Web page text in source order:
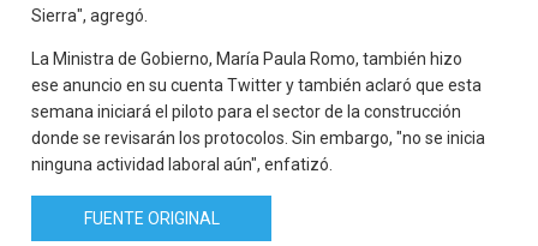
Sierra", agregó.
La Ministra de Gobierno, María Paula Romo, también hizo
ese anuncio en su cuenta Twitter y también aclaró que esta
semana iniciará el piloto para el sector de la construcción
donde se revisarán los protocolos. Sin embargo, "no se inicia
ninguna actividad laboral aún", enfatizó.
FUENTE ORIGINAL